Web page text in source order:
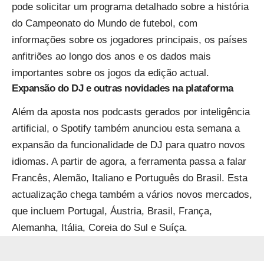
pode solicitar um programa detalhado sobre a história
do Campeonato do Mundo de futebol, com
informações sobre os jogadores principais, os países
anfitriões ao longo dos anos e os dados mais
importantes sobre os jogos da edição actual.
Expansão do DJ e outras novidades na plataforma
Além da aposta nos podcasts gerados por inteligência
artificial, o Spotify também anunciou esta semanaa
expansão da funcionalidade de DJ para quatro novos
idiomas. A partir de agora, a ferramenta passa a falar
Francês, Alemão, Italiano e Português do Brasil. Esta
actualização chega também a vários novos mercados,
que incluem Portugal, Áustria, Brasil, França,
Alemanha, Itália, Coreia do Sul e Suíça.